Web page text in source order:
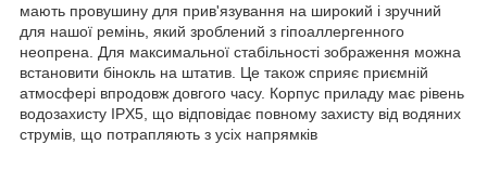
мають провушину для прив'язування на широкий і зручний
для нашої ремінь, який зроблений з гіпоаллергенного
неопрена. Для максимальної стабільності зображення можна
встановити бінокль на штатив. Це також сприяє приємній
атмосфері впродовж довгого часу. Корпус приладу має рівень
водозахисту IPX5, що відповідає повному захисту від водяних
струмів, що потрапляють з усіх напрямків